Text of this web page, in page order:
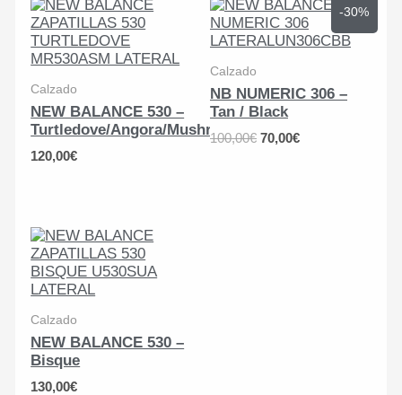
Calzado
NEW BALANCE 530 –
Turtledove/Angora/Mushroom
120,00€
-30%
Calzado
NB NUMERIC 306 –
Tan / Black
100,00€ El
70,00€El
Calzado
NEW BALANCE 530 –
Bisque
130,00€